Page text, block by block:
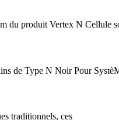
du produit Vertex N Cellule
de Type N Noir Pour
traditionnels, ces